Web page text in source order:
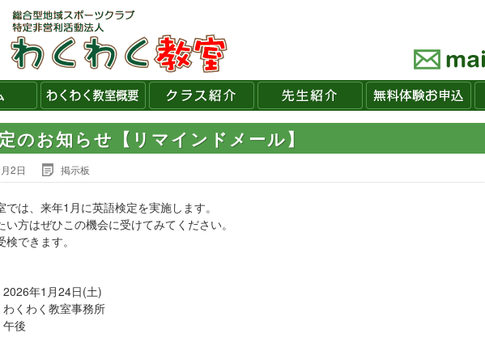
のお知らせ【リマインドメール】
2日 掲示板
では、来年1月に英語検定を実施します。
い方はぜひこの機会に受けてみてください。
できます。
年1月24日(土)
くわく教室事務所
後